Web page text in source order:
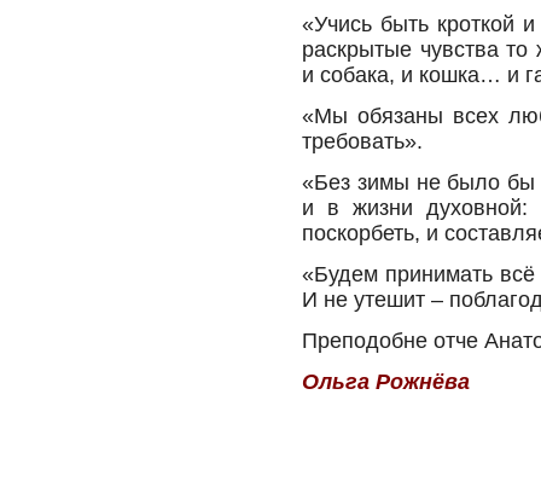
«Учись быть кроткой
раскрытые чувства
и собака, и кошка… и
«Мы обязаны всех
требовать».
«Без зимы не было бы
и в жизни духовной:
поскорбеть, и
«Будем принимать
И не утешит –
Преподобне отче
Ольга Рожнёва